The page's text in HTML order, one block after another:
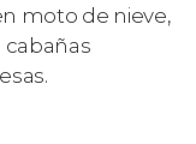
moto de nieve,